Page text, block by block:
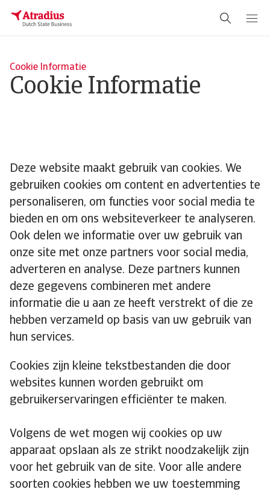
Cookie Informatie
Cookie Informatie
Deze website maakt gebruik van cookies. We
gebruiken cookies om content en advertenties te
personaliseren, om functies voor social media te
bieden en om ons websiteverkeer te analyseren.
Ook delen we informatie over uw gebruik van
onze site met onze partners voor social media,
adverteren en analyse. Deze partners kunnen
deze gegevens combineren met andere
informatie die u aan ze heeft verstrekt of die ze
hebben verzameld op basis van uw gebruik van
hun services.
Cookies zijn kleine tekstbestanden die door
websites kunnen worden gebruikt om
gebruikerservaringen efficiënter te maken.
Volgens de wet mogen wij cookies op uw
apparaat opslaan als ze strikt noodzakelijk zijn
voor het gebruik van de site. Voor alle andere
soorten cookies hebben we uw toestemming